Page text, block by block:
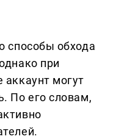
способы обхода
при
аккаунт могут
По его словам,